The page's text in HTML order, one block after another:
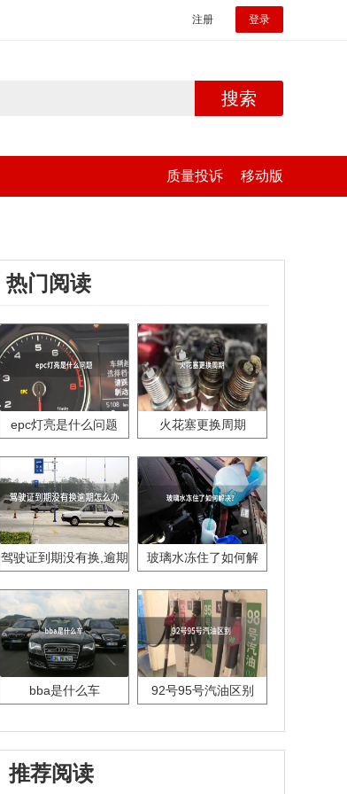
注册 登录
搜索
质量投诉 移动版
热门阅读
epc灯亮是什么问题 火花塞更换周期
驾驶证到期没有换,逾期
玻璃水冻住了如何解
bba是什么车 92号95号汽油区别
推荐阅读